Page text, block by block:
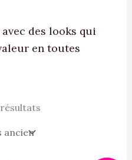
des looks qui
en toutes